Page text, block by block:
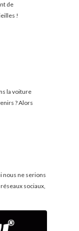
de
!
la voiture
? Alors
nous ne serions
sociaux,